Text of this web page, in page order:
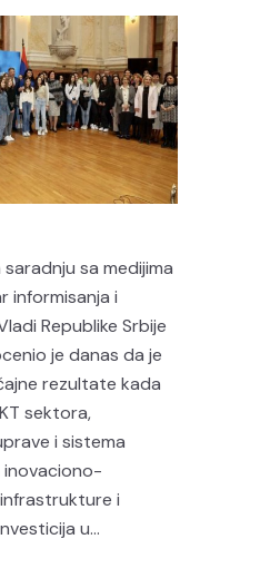
sa medijima
informisanja i
Republike Srbije
je danas da je
rezultate kada
sektora,
i sistema
inovaciono-
i
u...